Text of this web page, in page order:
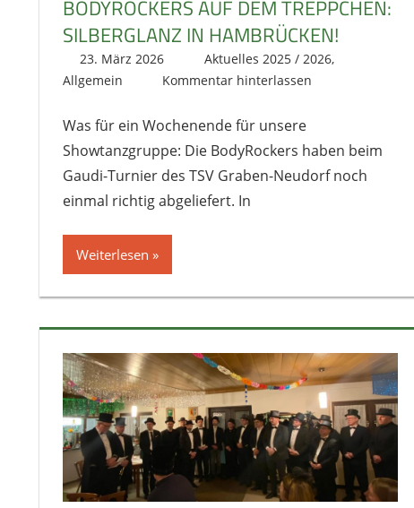
BODYROCKERS AUF DEM TREPPCHEN:
SILBERGLANZ IN HAMBRÜCKEN!
23. März 2026 literat@kikage.de
Aktuelles 2025 / 2026,
Allgemein
Kommentar hinterlassen
Was für ein Wochenende für unsere
Showtanzgruppe: Die BodyRockers haben beim
Gaudi-Turnier des TSV Graben-Neudorf noch
einmal richtig abgeliefert. In
Weiterlesen